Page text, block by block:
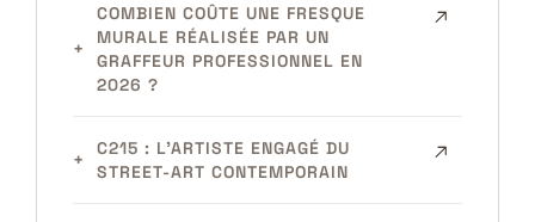
COMBIEN COÛTE UNE FRESQUE
MURALE RÉALISÉE PAR UN
GRAFFEUR PROFESSIONNEL EN
2026 ?
C215 : L’ARTISTE ENGAGÉ DU
STREET-ART CONTEMPORAIN